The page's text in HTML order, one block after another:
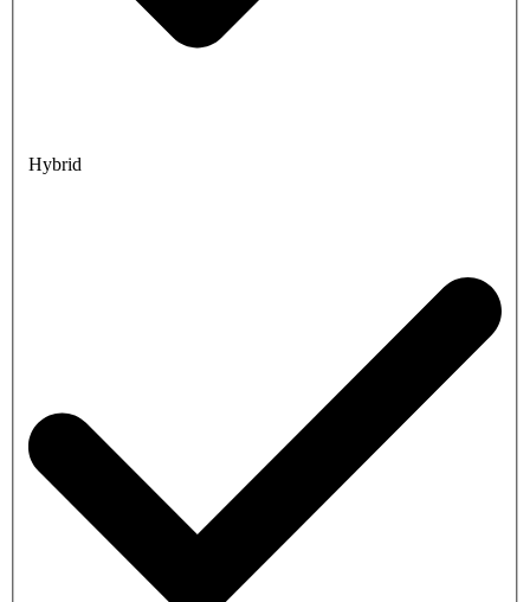
Hybrid